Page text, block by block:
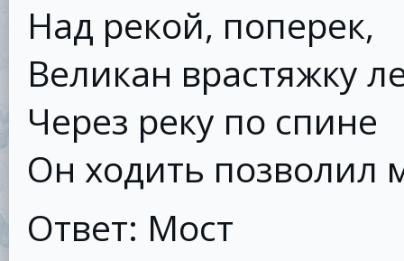
Над рекой, поперек,
Великан врастяжку
Через реку по спине
Он ходить позволил
Ответ: Мост